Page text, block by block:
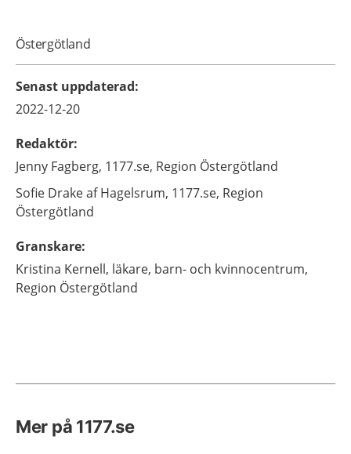
Östergötland
Senast uppdaterad:
2022-12-20
Redaktör:
Jenny Fagberg, 1177.se, Region Östergötland
Sofie Drake af Hagelsrum, 1177.se, Region
Östergötland
Granskare:
Kristina Kernell, läkare, barn- och kvinnocentrum,
Region Östergötland
Mer på 1177.se